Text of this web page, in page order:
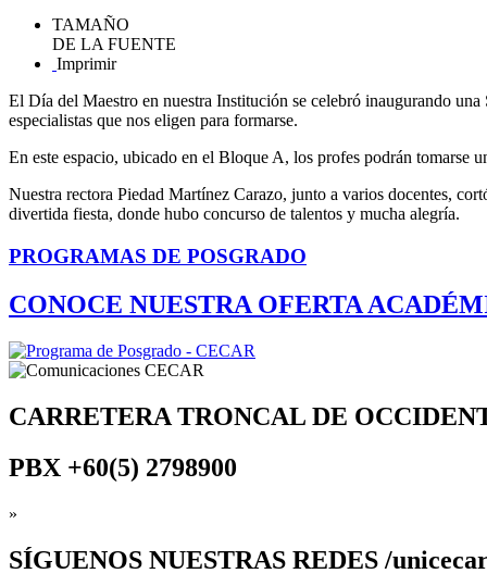
TAMAÑO
DE LA FUENTE
Imprimir
El Día del Maestro en nuestra Institución se celebró inaugurando
especialistas que nos eligen para formarse.
En este espacio, ubicado en el Bloque A, los profes podrán tomarse
Nuestra rectora Piedad Martínez Carazo, junto a varios docentes,
divertida fiesta, donde hubo concurso de talentos y mucha alegría.
PROGRAMAS DE POSGRADO
CONOCE NUESTRA OFERTA
CARRETERA TRONCAL DE
PBX +60(5) 2798900
»
SÍGUENOS NUESTRAS REDES /